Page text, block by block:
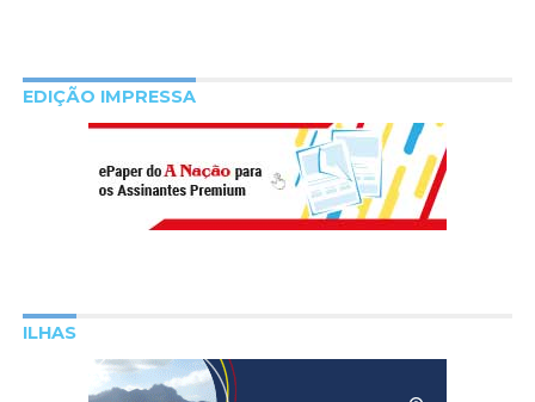
EDIÇÃO IMPRESSA
ILHAS